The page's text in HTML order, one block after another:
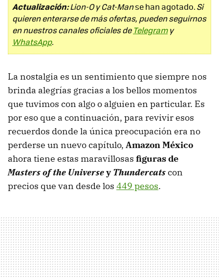
Actualización:Lion-O y Cat-Manse han agotado. Si
quieren enterarse de más ofertas, pueden seguirnos
en nuestros canales oficiales de Telegramy
WhatsApp.
La nostalgia es un sentimiento que siempre nos
brinda alegrías gracias a los bellos momentos
que tuvimos con algo o alguien en particular. Es
por eso que a continuación, para revivir esos
recuerdos donde la única preocupación era no
perderse un nuevo capítulo, Amazon México
ahora tiene estas maravillosas figuras de
Masters of the UniverseyThundercatscon
precios que van desde los 449 pesos.